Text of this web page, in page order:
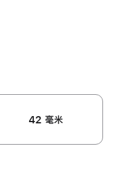
42 毫米